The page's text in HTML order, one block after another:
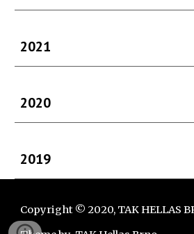
2021
2020
2019
Copyright © 2020, TAK HELLAS